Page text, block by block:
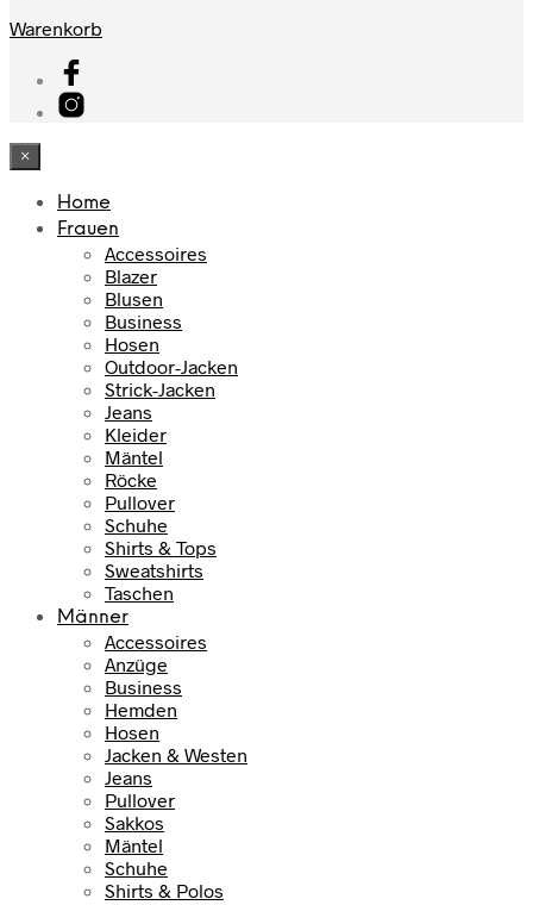
Warenkorb
×
Home
Frauen
Accessoires
Blazer
Blusen
Business
Hosen
Outdoor-Jacken
Strick-Jacken
Jeans
Kleider
Mäntel
Röcke
Pullover
Schuhe
Shirts & Tops
Sweatshirts
Taschen
Männer
Accessoires
Anzüge
Business
Hemden
Hosen
Jacken & Westen
Jeans
Pullover
Sakkos
Mäntel
Schuhe
Shirts & Polos